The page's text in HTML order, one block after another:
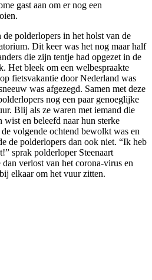
gast aan om er nog een
polderlopers in het holst van de
Dit keer was het nog maar half
die zijn tentje had opgezet in de
Het bleek om een welbespraakte
fietsvakantie door Nederland was
was afgezegd. Samen met deze
nog een paar genoeglijke
Blij als ze waren met iemand die
en beleefd naar hun sterke
volgende ochtend bewolkt was en
de polderlopers dan ook niet. “Ik heb
sprak polderloper Steenaart
verlost van het corona-virus en
elkaar om het vuur zitten.